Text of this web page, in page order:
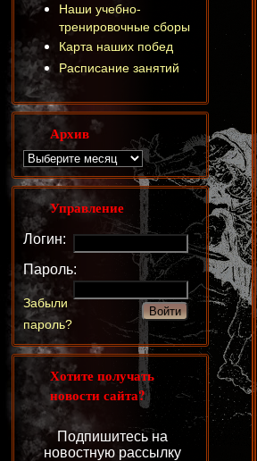
Наши учебно-
тренировочные сборы
Карта наших побед
Расписание занятий
Архив
Управление
Логин:
Пароль:
Забыли
пароль?
Хотите получать
новости сайта?
Подпишитесь на
новостную рассылку